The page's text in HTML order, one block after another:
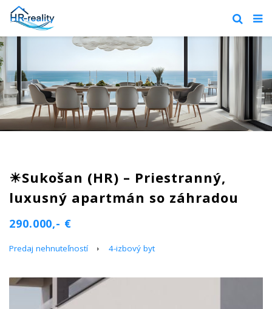
☀Sukošan (HR) – Priestranný,
luxusný apartmán so záhradou
290.000,- €
Predaj nehnuteľností 4-izbový byt